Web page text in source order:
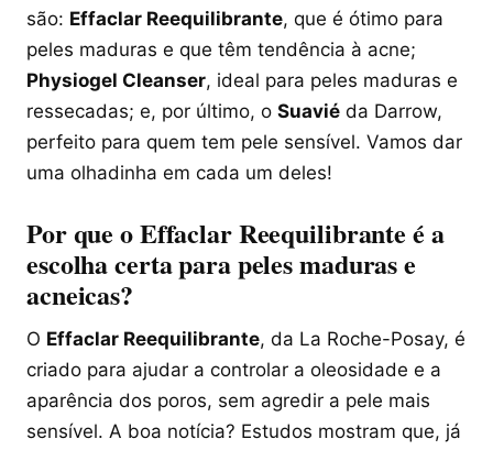
são: Effaclar Reequilibrante, que é ótimo para
peles maduras e que têm tendência à acne;
Physiogel Cleanser, ideal para peles maduras e
ressecadas; e, por último, o Suavié da Darrow,
perfeito para quem tem pele sensível. Vamos dar
uma olhadinha em cada um deles!
Por que o Effaclar Reequilibrante é a
escolha certa para peles maduras e
acneicas?
O Effaclar Reequilibrante, da La Roche-Posay, é
criado para ajudar a controlar a oleosidade e a
aparência dos poros, sem agredir a pele mais
sensível. A boa notícia? Estudos mostram que, já